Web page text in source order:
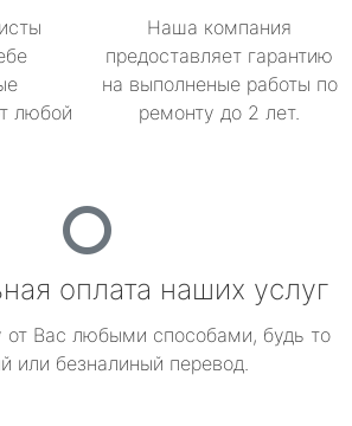
любой
Наша компания
предоставляет гарантию
на выполненые работы по
ремонту до 2 лет.
оплата наших услуг
Вас любыми способами, будь то
или безналиный перевод.